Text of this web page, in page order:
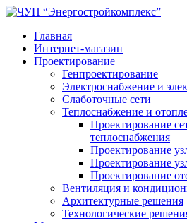
Главная
Интернет-магазин
Проектирование
Генпроектирование
Электроснабжение и
Слаботочные сети
Теплоснабжение и
Проектирование
теплоснабжения
Проектирование
Проектирование
Проектирование
Вентиляция и
Архитектурные решения
Технологические